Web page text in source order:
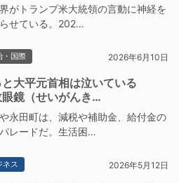
がトランプ米大統領の言動に神経を
せている。202…
・国際 2026年6月10日
と大平元首相は泣いている
眼鏡（せいがんき…
永田町は、減税や補助金、給付金の
レードだ。生活困…
ネス 2026年5月12日